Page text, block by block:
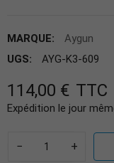
MARQUE:
Aygun
UGS:
AYG-K3-609
114,00 € TTC
Expédition le jour
− +